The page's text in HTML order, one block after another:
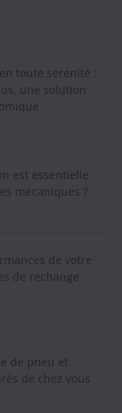
toute sérénité :
une solution
est essentielle
mécaniques ?
de votre
de rechange
de pneu et
de chez vous